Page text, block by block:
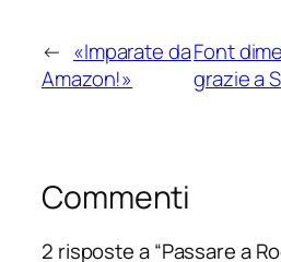
← «Imparate da
Amazon!»
Font
grazie a
Commenti
2 risposte a “Passare a